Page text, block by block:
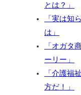
とは？」
「実は知
は」
「オガタ
ーリー」
「介護福
方だ！」